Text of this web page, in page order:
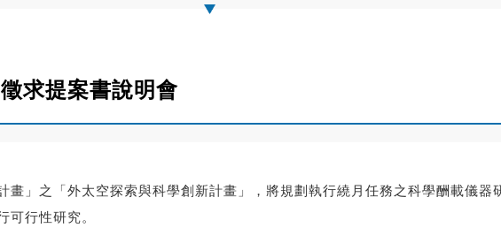
求提案書說明會
畫」之「外太空探索與科學創新計畫」， 將規劃執行繞月任務之科學酬載儀器
可行性研究。